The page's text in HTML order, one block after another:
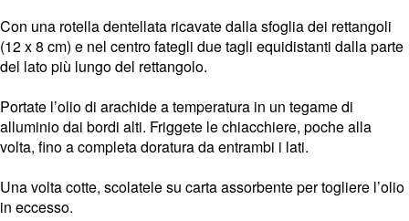
Con una rotella dentellata ricavate dalla sfoglia dei rettangoli
(12 x 8 cm) e nel centro fategli due tagli equidistanti dalla parte
del lato più lungo del rettangolo.
Portate l’olio di arachide a temperatura in un tegame di
alluminio dai bordi alti. Friggete le chiacchiere, poche alla
volta, fino a completa doratura da entrambi i lati.
Una volta cotte, scolatele su carta assorbente per togliere l’olio
in eccesso.